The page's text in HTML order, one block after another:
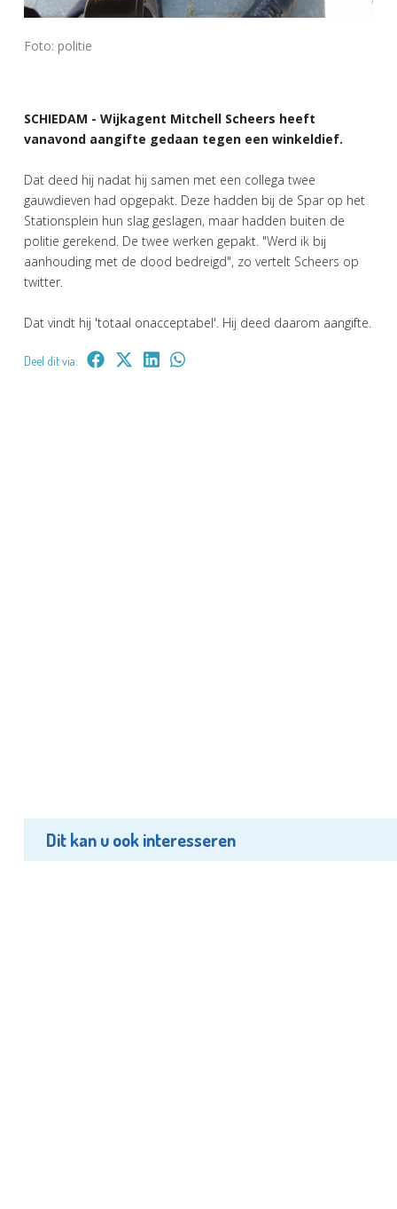
Foto: politie
SCHIEDAM - Wijkagent Mitchell Scheers heeft
vanavond aangifte gedaan tegen een winkeldief.
Dat deed hij nadat hij samen met een collega twee
gauwdieven had opgepakt. Deze hadden bij de Spar op het
Stationsplein hun slag geslagen, maar hadden buiten de
politie gerekend. De twee werken gepakt. "Werd ik bij
aanhouding met de dood bedreigd", zo vertelt Scheers op
twitter.
Dat vindt hij 'totaal onacceptabel'. Hij deed daarom aangifte.
Deel dit via:
Dit kan u ook interesseren